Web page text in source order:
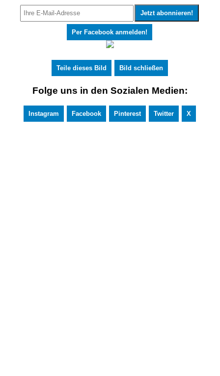
Per Facebook anmelden!
Teile dieses Bild Bild schließen
Folge uns in den Sozialen Medien:
Instagram Facebook Pinterest Twitter X